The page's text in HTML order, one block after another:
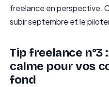
freelance en perspective.
subir septembre et le
Tip freelance n°3
calme pour vos
fond